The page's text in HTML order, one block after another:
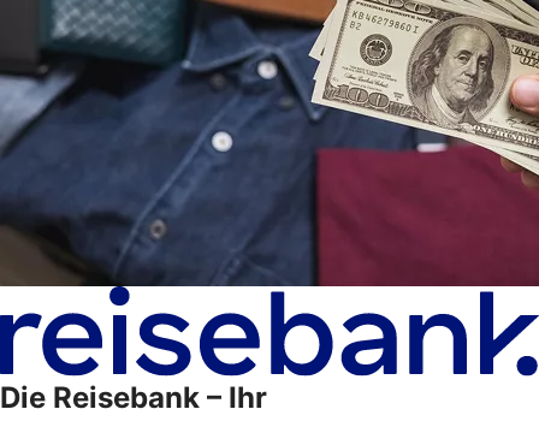
Die Reisebank – Ihr